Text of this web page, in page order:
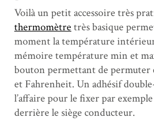
Voilà un petit accessoire très
thermomètre très basique
moment la température
mémoire température min et
bouton permettant de permuter
et Fahrenheit. Un adhésif
l’affaire pour le fixer par
derrière le siège conducteur.